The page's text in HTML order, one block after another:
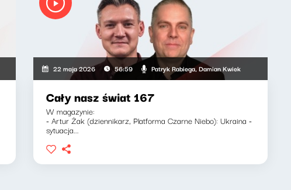
22 maja 2026 56:59 Patryk Rabiega, Damian Kwiek
Cały nasz świat 167
W magazynie:
- Artur Żak (dziennikarz, Platforma Czarne Niebo): Ukraina -
sytuacja...